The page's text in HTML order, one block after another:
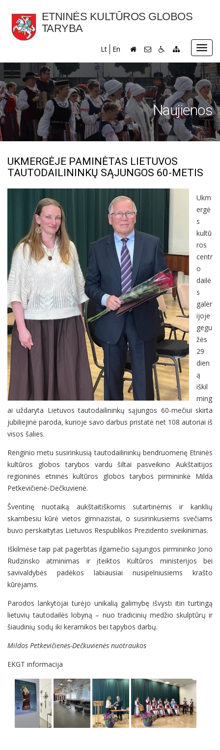
ETNINĖS KULTŪROS GLOBOS
TARYBA
Lt En
Naujienos
UKMERGĖJE PAMINĖTAS LIETUVOS
TAUTODAILININKŲ SĄJUNGOS 60-METIS
Ukm
ergė
s
kultū
ros
centr
o
dailė
s
galer
ijoje
gegu
žės
29
dien
ą
iškil
ming
ai uždaryta Lietuvos tautodailininkų sąjungos 60-mečiui skirta
jubiliejinė paroda, kurioje savo darbus pristatė net 108 autoriai iš
visos šalies.
Renginio metu susirinkusią tautodailininkų bendruomenę Etninės
kultūros globos tarybos vardu šiltai pasveikino Aukštaitijos
regioninės etninės kultūros globos tarybos pirmininkė Milda
Petkevičienė-Dečkuvienė.
Šventinę nuotaiką aukštaitiškomis sutartinėmis ir kanklių
skambesiu kūrė vietos gimnazistai, o susirinkusiems svečiams
buvo perskaitytas Lietuvos Respublikos Prezidento sveikinimas.
Iškilmėse taip pat pagerbtas ilgamečio sąjungos pirmininko Jono
Rudzinsko atminimas ir įteiktos Kultūros ministerijos bei
savivaldybės padėkos labiausiai nusipelniusiems krašto
kūrėjams.
Parodos lankytojai turėjo unikalią galimybę išvysti itin turtingą
lietuvių tautodailės lobyną – nuo tradicinių medžio skulptūrų ir
šiaudinių sodų iki keramikos bei tapybos darbų.
Mildos Petkevičienės-Dečkuvienės nuotraukos
EKGT informacija